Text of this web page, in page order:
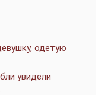
одетую
увидели